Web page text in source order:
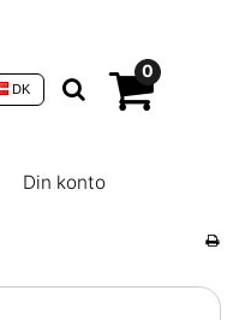
0
DK
Din konto